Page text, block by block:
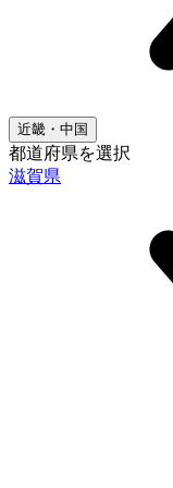
近畿・中国
都道府県を選択
滋賀県